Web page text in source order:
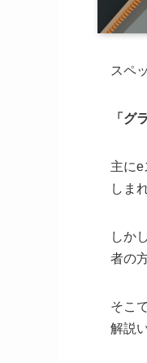
スペ
「グ
主にe
しま
しか
者の
そこ
解説